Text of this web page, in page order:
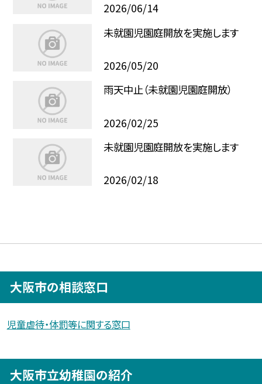
2026/06/14
未就園児園庭開放を実施します
2026/05/20
雨天中止（未就園児園庭開放）
2026/02/25
未就園児園庭開放を実施します
2026/02/18
大阪市の相談窓口
児童虐待・体罰等に関する窓口
大阪市立幼稚園の紹介